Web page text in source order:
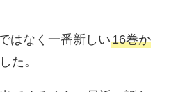
はなく一番新しい16巻か
た。